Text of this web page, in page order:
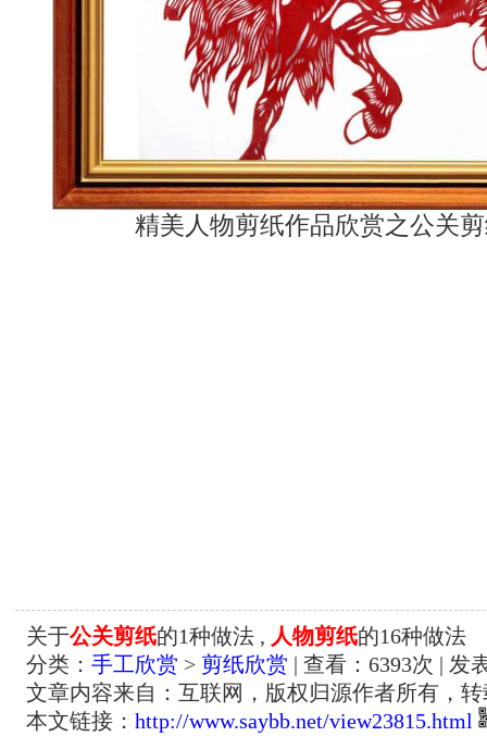
精美人物剪纸作品欣赏之公关
关于公关剪纸的1种做法 , 人物剪纸的16种做法
分类： 手工欣赏 > 剪纸欣赏 | 查看： 6393次 | 发
文章内容来自：互联网，版权归源作者所有，
本文链接： http://www.saybb.net/view23815.html